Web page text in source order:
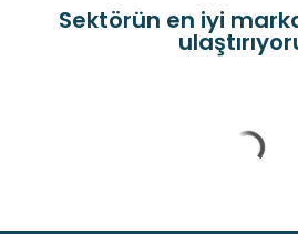
Sektörün en iyi